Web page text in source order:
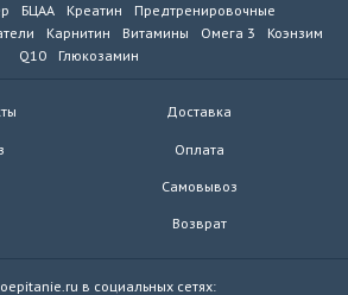
БЦАА Креатин
Предтренировочные
Карнитин Витамины Омега 3
Коэнзим
Q10
Глюкозамин
Доставка
Оплата
Самовывоз
Возврат
в социальных сетях: